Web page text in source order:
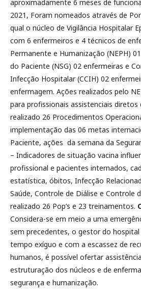
aproximadamente 6 meses de
2021, Foram nomeados através de
qual o núcleo de Vigilância Hospitalar
com 6 enfermeiros e 4 técnicos de
Permanente e Humanização (NEPH)
do Paciente (NSG) 02 enfermeiras e
Infecção Hospitalar (CCIH) 02
enfermagem. Ações realizados pelo
para profissionais assistenciais diretos
realizado 26 Procedimentos
implementação das 06 metas
Paciente, ações da semana da
– Indicadores de situação vacina
profissional e pacientes internados,
estatística, óbitos, Infecção
Saúde, Controle de Diálise e Controle
realizado 26 Pop’s e 23 treinamentos.
Considera-se em meio a uma
sem precedentes, o gestor do
tempo exíguo e com a escassez de
humanos, é possível ofertar
estruturação dos núcleos e de
segurança e humanização.